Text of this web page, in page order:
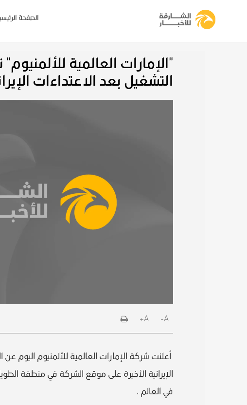
الصفحة
"الإمارات العالمية
التشغيل بعد الاعتداءات
A-
A+
أعلنت شركة الإمارات العالمية للألمنيوم اليوم عن
الإيرانية الأخيرة على موقع الشركة في منطقة
في العالم .